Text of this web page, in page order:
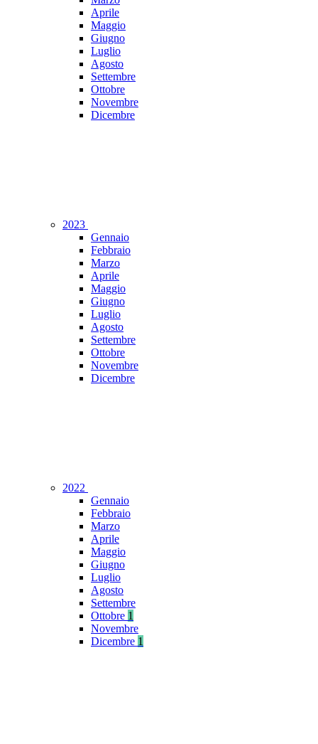
Aprile
Maggio
Giugno
Luglio
Agosto
Settembre
Ottobre
Novembre
Dicembre
2023
Gennaio
Febbraio
Marzo
Aprile
Maggio
Giugno
Luglio
Agosto
Settembre
Ottobre
Novembre
Dicembre
2022
Gennaio
Febbraio
Marzo
Aprile
Maggio
Giugno
Luglio
Agosto
Settembre
Ottobre 1
Novembre
Dicembre 1